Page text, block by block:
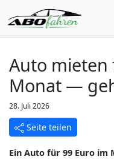
Auto mieten
Monat —
28. Juli 2026
Seite teilen
Ein Auto für 99 Euro